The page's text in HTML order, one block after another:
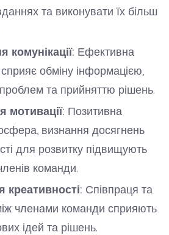
та виконувати їх більш
комунікації: Ефективна
сприяє обміну інформацією,
та прийняттю рішень.
мотивації: Позитивна
визнання досягнень
для розвитку підвищують
команди.
креативності: Співпраця та
членами команди сприяють
ідей та рішень.